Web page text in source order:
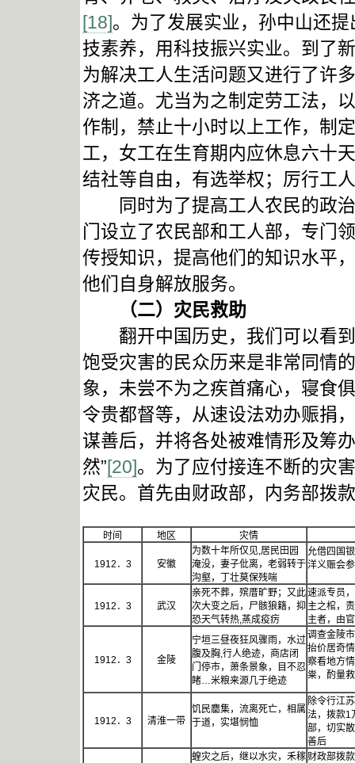
[18]。为了发展实业，孙中山还
技素养，用科技振兴实业。到了
为解决工人生活问题又进行了许
济之道。尤当为之制定劳工法，
作制，禁止十小时以上工作，制
工，女工在生育期内应休息六十
结社等自由，有选举权；厉行工
同时为了提高工人农民的政治
门设立了农民部和工人部，专门
传授知识，提高他们的知识水平
他们自身解放服务。
（二）灾民救助
翻开中国历史，我们可以看到
饱受灾害的民众历来是非常同情
象，未尝不为之疾首痛心，寝食
令贵都督等，从速设法劝办赈捐
谋善后，并将各处被难情形及筹
然”[20]。为了应付接连不断的灾
灾民。首先由财政部，内务部拨
时间 地区 灾情
1912．3 安徽
为数十年所仅见,居民田园
淹没，妻子仳离，老弱转于
沟壑，丁壮莫保残喘
允借四国
洋义赈
1912．3 武汉
亲死不葬，殡厝旷野；又此
次大变之后，尸骸狼籍，抑
恐天气转热,蒸成疫疠
速派专员
主之棺，
主者，由
1912．3 金陵
宁垣三昼夜狂风骤雨，水过
腹及胸,行人绝迹，商店闭
门停市，萧条景象，目不忍
睹…米粮来源几于绝迹
调查金陵
抬价居奇
察看地方
粜，酌量
1912．3 清淮一带
饥民麕集，流离死亡，相属
于道，实堪悯恤
除令行江
法，拨款1
部，切实
善后
蝗灾之后，继以水灾，禾稼 财政部拨